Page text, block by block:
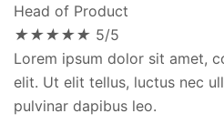
Head of Product
★★★★★ 5/5
Lorem ipsum dolor sit amet,
elit. Ut elit tellus, luctus nec
pulvinar dapibus leo.